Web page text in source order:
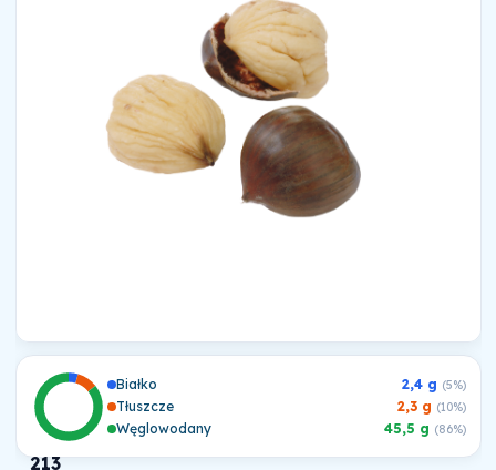
213
Białko 2,4 g (5%)
Tłuszcze 2,3 g (10%)
Węglowodany 45,5 g (86%)